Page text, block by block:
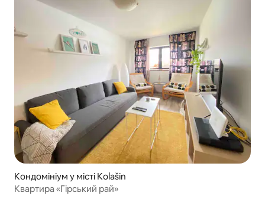
Кондомініум у місті Kolašin
Квартира «Гірський рай»